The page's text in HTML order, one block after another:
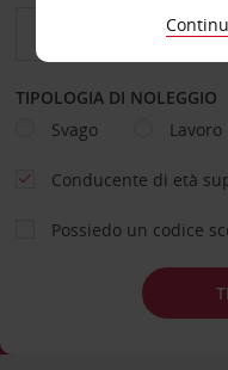
TIPOLOGIA DI NOLEGGIO
Svago
Lavoro
Conducente di età
Possiedo un codice